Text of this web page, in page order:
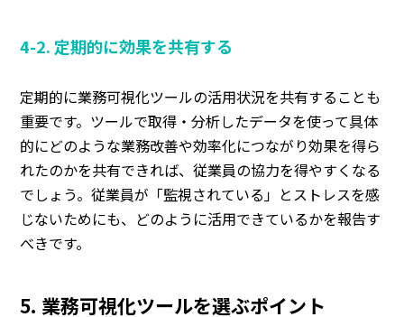
4-2. 定期的に効果を共有する
定期的に業務可視化ツールの活用状況を共有することも
重要です。ツールで取得・分析したデータを使って具体
的にどのような業務改善や効率化につながり効果を得ら
れたのかを共有できれば、従業員の協力を得やすくなる
でしょう。従業員が「監視されている」とストレスを感
じないためにも、どのように活用できているかを報告す
べきです。
5. 業務可視化ツールを選ぶポイント